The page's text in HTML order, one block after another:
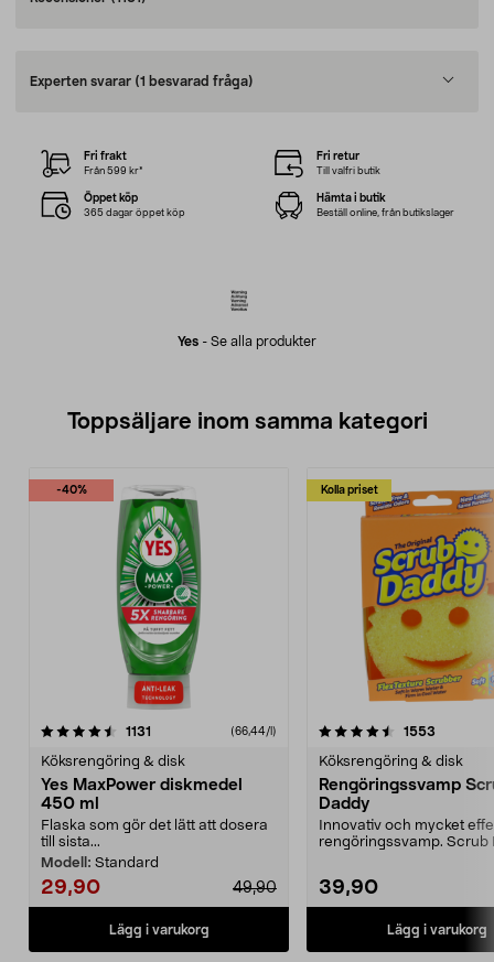
Experten svarar (1 besvarad fråga)
Yes - Se alla produkter
Fri frakt
Från 599 kr*
Fri retur
Till valfri butik
Öppet köp
365 dagar öppet köp
Hämta i butik
Beställ online, från butikslager
Toppsäljare inom samma kategori
-40%
1131 (66,44/l)
Köksrengöring & disk
Yes MaxPower diskmedel
450 ml
Flaska som gör det lätt att dosera
till sista...
Modell: Standard
29,90 49,90
Lägg i varukorg
Kolla priset
4.5 av 5 stjärnor 1553
Köksrengöring & disk
Rengöringssvamp
Daddy
Innovativ och mycket
rengöringssvamp. Scrub
39,90
Lägg i varukorg
4.5 av 5 stjärnor